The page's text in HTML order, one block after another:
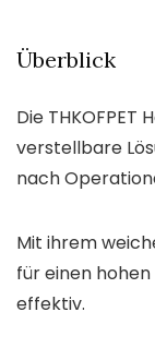
Überblick
Die THKOFPET
verstellbare
nach
Mit ihrem
für einen
effektiv.